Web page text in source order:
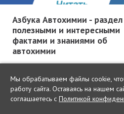
Азбука Автохимии - раздел
полезными и интересными
фактами и знаниями об
автохимии
www.kolesa.ru, допускается только
правообладателя. Учредитель ООО
редактор Баландин М.А. 0+
Политика конфиденциальности
Мы обрабатываем файлы cookie,
работу сайта. Оставаясь на нашем
соглашаетесь с Политикой